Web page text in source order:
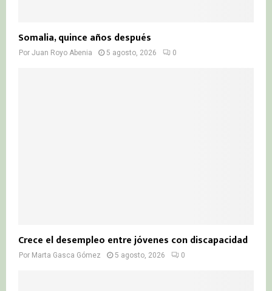
Somalia, quince años después
Por Juan Royo Abenia 5 agosto, 2026 0
Crece el desempleo entre jóvenes con discapacidad
Por Marta Gasca Gómez 5 agosto, 2026 0